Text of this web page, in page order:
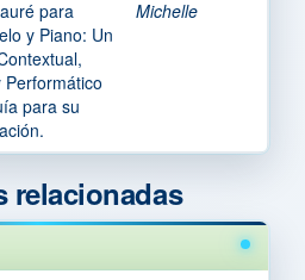
para
y Piano: Un
Performático
para su
Michelle
relacionadas